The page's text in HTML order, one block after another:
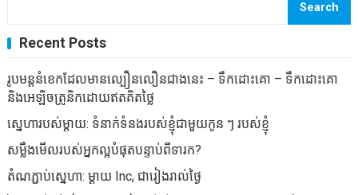
លាននាក់នៅសហរដ្ឋអាមេរិកបានប្រើប្រាស់ថ្នាំដែលមានវេជ្ជបញ្ជាចំពោះ
ច្រើននៃភាគច្រើននៃភាគច្រើននេះនឹងមានការចូលរួមពីក្មេងជំទង់ក៏ដូចជា
និស្សិតមហាវិទ្យាល័យទោះយ៉ាងណាចំនួនម្តាយស្នាក់នៅផ្ទះដែលមានម៉ែត្រដ៏
គួរឱ្យភ្ញាក់ផ្អើលនេះគឺគួរឱ្យភ្ញាក់ផ្អើលណាស់។ ស្ត្រីជាង 20 លាននាក់ដែល
មានអាយុលើសពី 25 ឆ្នាំបានប្រើប្រាស់ថ្នាំពេទ្យសម្រាប់មុខងារអចេតនានៅ
អាមេរិកឆ្នាំមុន។ ថ្នាំជាច្រើនដែលត្រូវបានប្រើប្រាស់រួមមាន vicodin, Xanax,
Ritalin និង Oxycontin ។…
ស្វែងរកជម្រើសអាហារសម្រន់ដែលមានសុខភាពល្អនៅក្នុងសៀវភៅរបស់
អ្នកគឺជាមគ្គុទេសក៍អនុសាសន៍ដ៏រស់រវើកដែលប្រៀបធៀបផលិតផលអាហារ
ឥតបានការលេចធ្លោដូច្នេះអ្នកអាចរកឃើញភាពខុសគ្នារវាងសមាសធាតុ
ដែលមានគ្រោះថ្នាក់ក៏ដូចជាគ្រឿងផ្សំធម្មជាតិ។ អាហារសម្រន់នៅក្នុង
សៀវភៅត្រូវបានរៀបចំជាជំពូកប្រភេទនៃប្រភេទរួមគ្នាជាមួយនឹងរូបភាពភ្លឺក៏
ដូចជាអង្គហេតុបំប៉នរបស់ពួកគេក៏ដូចជាគ្រឿងផ្សំផងដែរ។ ប្រសិនបើអ្នក
Search
Recent Posts
រូបមន្តនំខេកដែលមានល្បឿនលឿនជាងនេះ – ទឹកដោះគោ – ទឹកដោះគោ
និងអេឡិចត្រូនិកដោយឥតគិតថ្លៃ
ស្នេហារបស់ម្តាយ: ទំនាក់ទំនងរបស់ខ្ញុំជាមួយកូន ៗ របស់ខ្ញុំ
សម្លឹងមើលរបស់អ្នកល្អបំផុតបន្ទាប់ពីទារក?
តំណភ្ជាប់ស្នេហា: ម្តាយ Inc, ជារៀងរាល់ថ្ងៃ